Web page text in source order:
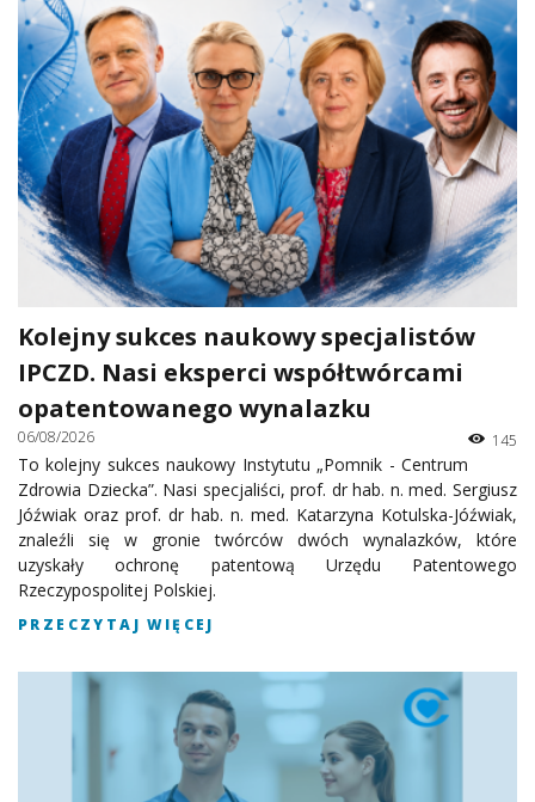
Kolejny sukces naukowy specjalistów
IPCZD. Nasi eksperci współtwórcami
opatentowanego wynalazku
06/08/2026 145
To kolejny sukces naukowy Instytutu „Pomnik - Centrum
Zdrowia Dziecka”. Nasi specjaliści, prof. dr hab. n. med. Sergiusz
Jóźwiak oraz prof. dr hab. n. med. Katarzyna Kotulska-Jóźwiak,
znaleźli się w gronie twórców dwóch wynalazków, które
uzyskały ochronę patentową Urzędu Patentowego
Rzeczypospolitej Polskiej.
PRZECZYTAJ WIĘCEJ